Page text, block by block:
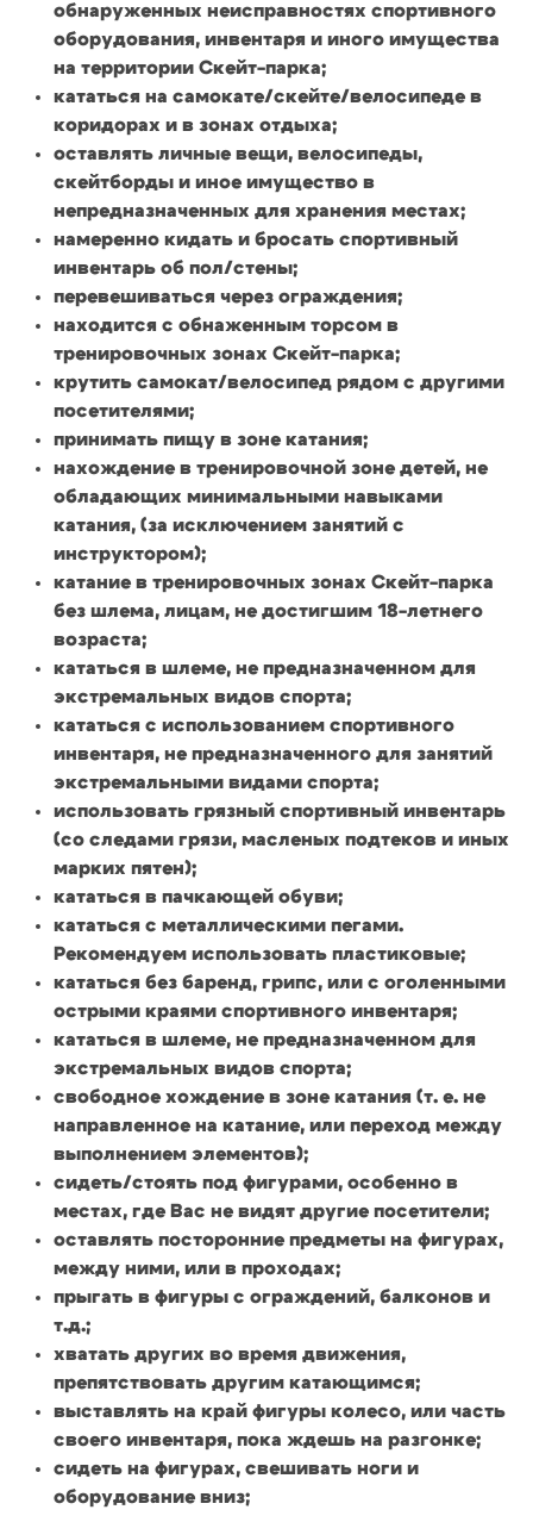
обнаруженных неисправностях спортивного
оборудования, инвентаря и иного имущества
на территории Скейт-парка;
кататься на самокате/скейте/велосипеде в
коридорах и в зонах отдыха;
оставлять личные вещи, велосипеды,
скейтборды и иное имущество в
непредназначенных для хранения местах;
намеренно кидать и бросать спортивный
инвентарь об пол/стены;
перевешиваться через ограждения;
находится с обнаженным торсом в
тренировочных зонах Скейт-парка;
крутить самокат/велосипед рядом с другими
посетителями;
принимать пищу в зоне катания;
нахождение в тренировочной зоне детей, не
обладающих минимальными навыками
катания, (за исключением занятий с
инструктором);
катание в тренировочных зонах Скейт-парка
без шлема, лицам, не достигшим 18-летнего
возраста;
кататься в шлеме, не предназначенном для
экстремальных видов спорта;
кататься с использованием спортивного
инвентаря, не предназначенного для занятий
экстремальными видами спорта;
использовать грязный спортивный инвентарь
(со следами грязи, масленых подтеков и иных
марких пятен);
кататься в пачкающей обуви;
кататься с металлическими пегами.
Рекомендуем использовать пластиковые;
кататься без баренд, грипс, или с оголенными
острыми краями спортивного инвентаря;
кататься в шлеме, не предназначенном для
экстремальных видов спорта;
свободное хождение в зоне катания (т. е. не
направленное на катание, или переход между
выполнением элементов);
сидеть/стоять под фигурами, особенно в
местах, где Вас не видят другие посетители;
оставлять посторонние предметы на фигурах,
между ними, или в проходах;
прыгать в фигуры с ограждений, балконов и
т.д.;
хватать других во время движения,
препятствовать другим катающимся;
выставлять на край фигуры колесо, или часть
своего инвентаря, пока ждешь на разгонке;
сидеть на фигурах, свешивать ноги и
оборудование вниз;